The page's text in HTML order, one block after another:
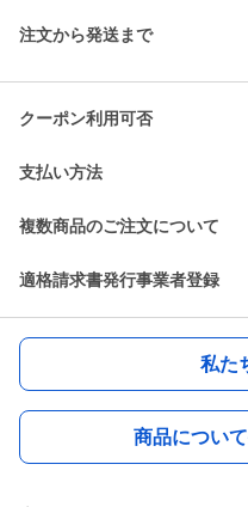
注文から発送まで
クーポン利用可否
支払い方法
複数商品のご注文について
適格請求書発行事業者登録
私た
商品につい